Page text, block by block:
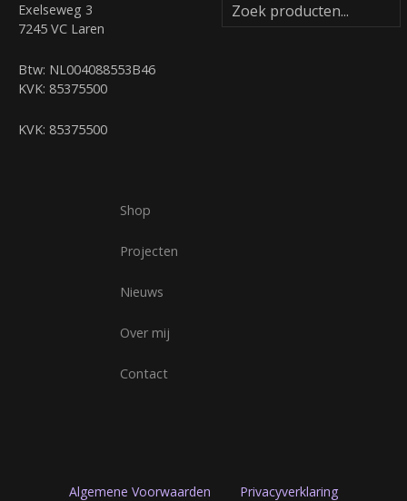
Exelseweg 3
7245 VC Laren
Btw: NL004088553B46
KVK: 85375500
KVK: 85375500
Shop
Projecten
Nieuws
Over mij
Contact
Algemene Voorwaarden Privacyverklaring